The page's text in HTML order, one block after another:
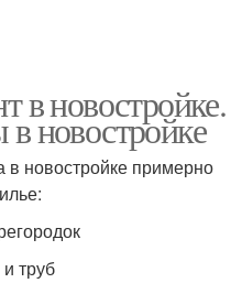
в новостройке.
новостройке
в новостройке примерно
труб